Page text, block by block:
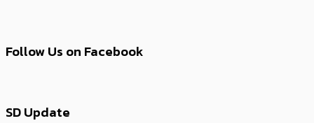
Follow Us on Facebook
SD Update